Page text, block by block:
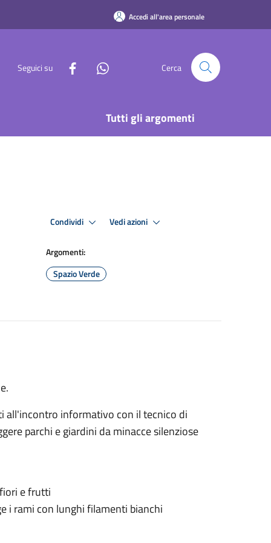
Accedi all'area personale
Seguici su Cerca
Tutti gli argomenti
Condividi Vedi azioni
Argomenti:
Spazio Verde
all'incontro informativo con il tecnico di
parchi e giardini da minacce silenziose
e frutti
i rami con lunghi filamenti bianchi